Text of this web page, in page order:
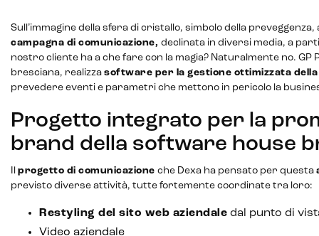
Hubspot
Email marketing
Lead generation e nurturing
Sull’immagine della sfera di cristallo, simbolo della
campagna di comunicazione, declinata in diversi media, a
nostro cliente ha a che fare con la magia? Naturalmente no.
bresciana, realizza software per la gestione ottimizzata
prevedere eventi e parametri che mettono in pericolo la
Progetto integrato per la
brand della software house
Il progetto di comunicazione che Dexa ha pensato per questa
previsto diverse attività, tutte fortemente coordinate tra loro:
Restyling del sito web aziendale dal punto di
Video aziendale